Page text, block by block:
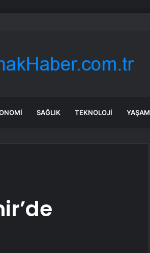
var
SAĞLIK TEKNOLOJI YAŞAM